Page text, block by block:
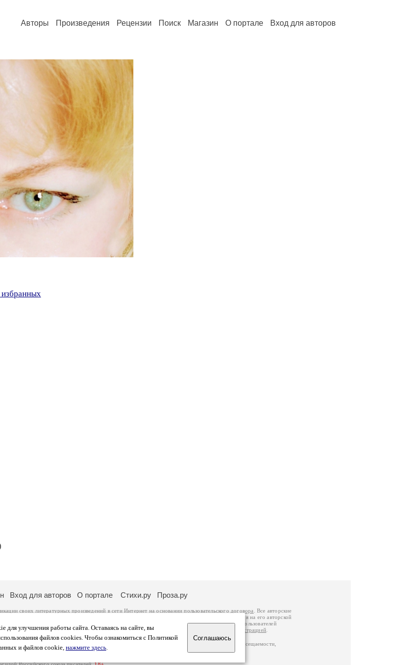
Авторы Произведения Рецензии Поиск Магазин О портале Вход для авторов
избранных
для улучшения работы сайта. Оставаясь на сайте, вы
файлов cookies. Чтобы ознакомиться с Политикой
и файлов cookie, нажмите здесь.
Соглашаюсь
Вход для авторов О портале Стихи.ру Проза.ру
своих литературных произведений в сети Интернет на основаниипользовательского договора
. Все авторские
произведений возможна только с согласия его автора, к которому вы можете обратиться на его авторской
на основании
законодательства Российской Федерации. Данные пользователей
. Вы также можете посмотреть более подробнуюинформацию о портале связаться с администрацией
которые в общей сумме просматривают более полумиллиона страниц по данным счетчика посещаемости,
цифры: количество просмотров и количество посетителей.